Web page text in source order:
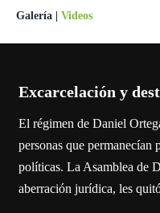
Galería Videos
Excarcelación y
El régimen de Daniel
personas que permanecían
políticas. La Asamblea de
aberración jurídica, les